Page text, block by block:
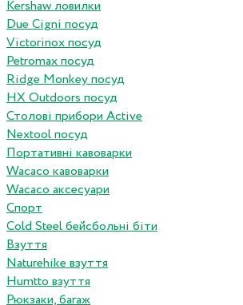
Kershaw ловилки
Due Cigni посуд
Victorinox посуд
Petromax посуд
Ridge Monkey посуд
HX Outdoors посуд
Столові прибори Active
Nextool посуд
Портативні кавоварки
Wacaco кавоварки
Wacaco аксесуари
Спорт
Cold Steel бейсбольні біти
Взуття
Naturehike взуття
Humtto взуття
Рюкзаки, багаж